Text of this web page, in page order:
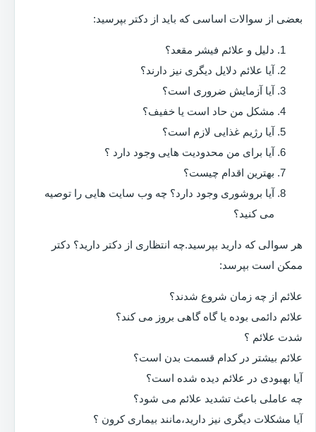
بعضی از سوالات اساسی که باید از دکتر بپرسید:
دلیل و علائم فیشر مقعد؟
آیا علائم دلایل دیگری نیز دارند؟
آیا آزمایش ضروری است؟
مشکل من حاد است یا خفیف؟
آیا رژیم غذایی لازم است؟
آیا برای من محدودیت هایی وجود دارد ؟
بهترین اقدام چیست؟
آیا بروشوری وجود دارد؟ چه وب سایت هایی را توصیه
می کنید؟
هر سوالی که دارید بپرسید.چه انتظاری از دکتر دارید؟ دکتر
ممکن است بپرسد:
علائم از چه زمان شروع شدند؟
علائم دائمی بوده یا گاه گاهی بروز می کند؟
شدت علائم ؟
علائم بیشتر در کدام قسمت بدن است؟
آیا بهبودی در علائم دیده شده است؟
چه عاملی باعث تشدید علائم می شود؟
آیا مشکلات دیگری نیز دارید،مانند بیماری کرون ؟